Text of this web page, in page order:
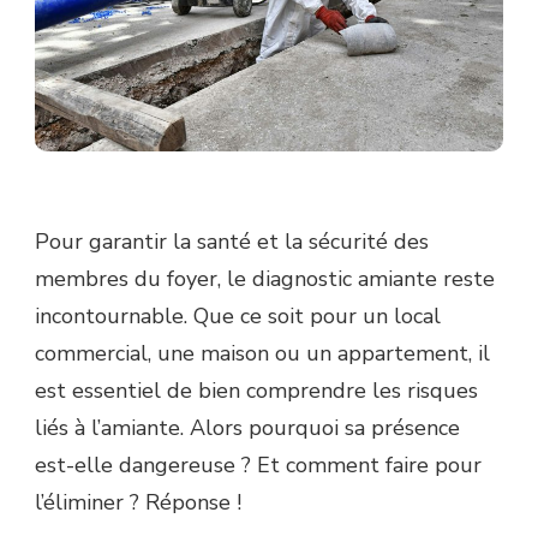
Pour garantir la santé et la sécurité des
membres du foyer, le diagnostic amiante reste
incontournable. Que ce soit pour un local
commercial, une maison ou un appartement, il
est essentiel de bien comprendre les risques
liés à l’amiante. Alors pourquoi sa présence
est-elle dangereuse ? Et comment faire pour
l’éliminer ? Réponse !